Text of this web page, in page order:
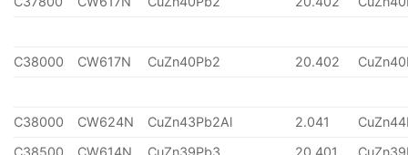
C38000 CW617N CuZn40Pb2 20.402
C38000 CW624N CuZn43Pb2Al 2.041
C38500
CW614N CuZn39Pb3 20.401